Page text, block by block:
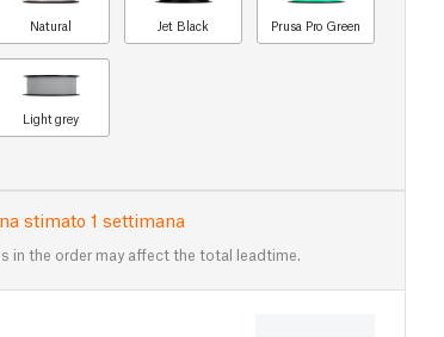
Natural Jet Black Prusa Pro Green
Light grey
stimato 1 settimana
in the order may affect the total leadtime.